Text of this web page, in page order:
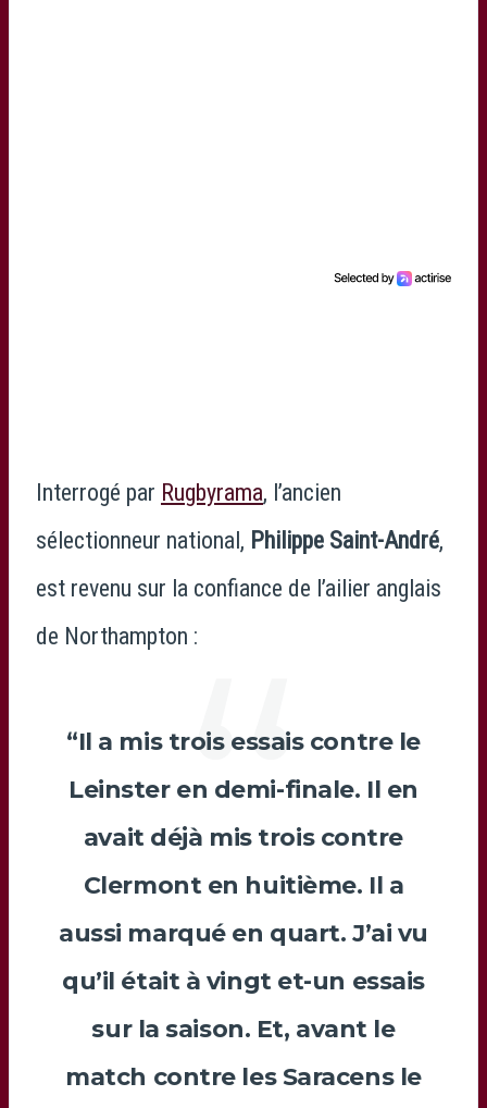
Interrogé par Rugbyrama, l’ancien
sélectionneur national, Philippe Saint-André,
est revenu sur la confiance de l’ailier anglais
de Northampton :
“Il a mis trois essais contre le
Leinster en demi-finale. Il en
avait déjà mis trois contre
Clermont en huitième. Il a
aussi marqué en quart. J’ai vu
qu’il était à vingt et-un essais
sur la saison. Et, avant le
match contre les Saracens le